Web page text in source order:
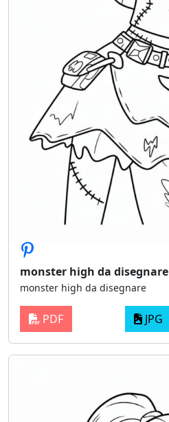
monster high da disegnare
monster high da disegnare
PDF JPG